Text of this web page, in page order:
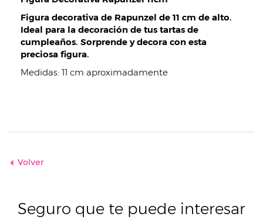
Figura decorativa de Rapunzel de 11 cm de alto.
Ideal para la decoración de tus tartas de
cumpleaños. Sorprende y decora con esta
preciosa figura.
Medidas: 11 cm aproximadamente
Volver
Seguro que te puede interesar